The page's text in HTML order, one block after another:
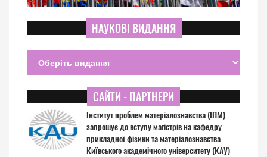
НАУКОВІ ВИДАННЯ
САЙТИ - ПАРТНЕРИ
Інститут проблем матеріалознавства (ІПМ)
запрошує до вступу магістрів на кафедру
прикладної фізики та матеріалознавства
Київського академічного університету (КАУ)